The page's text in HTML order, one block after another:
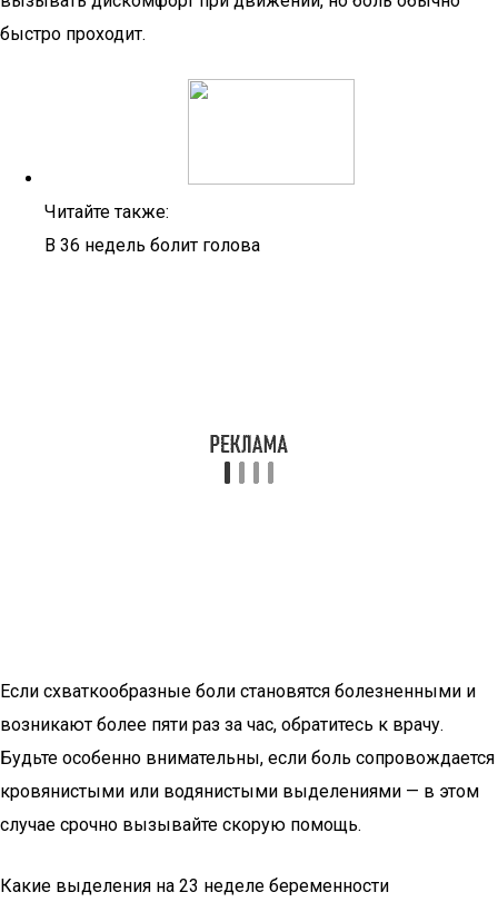
быстро проходит.
Читайте также:
В 36 недель болит голова
Если схваткообразные боли становятся болезненными и
возникают более пяти раз за час, обратитесь к врачу.
Будьте особенно внимательны, если боль сопровождается
кровянистыми или водянистыми выделениями — в этом
случае срочно вызывайте скорую помощь.
Какие выделения на 23 неделе беременности